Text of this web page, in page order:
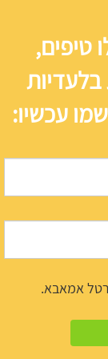
טיפים,
בלעדיות
עכשיו:
אמאבא.